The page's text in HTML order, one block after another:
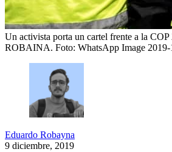
Un activista porta un cartel frente a la
ROBAINA. Foto: WhatsApp Image
Eduardo Robayna
9 diciembre, 2019